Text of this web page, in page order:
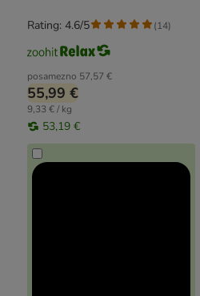
posamezno 57,57 €
55,99 €
9,33 € / kg
53,19 €
Rating: 4.6/5 (14)